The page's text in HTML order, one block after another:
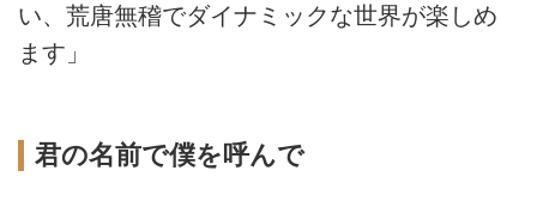
い、荒唐無稽でダイナミックな世界が楽しめ
ます」
君の名前で僕を呼んで